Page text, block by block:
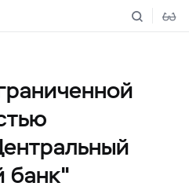
банк"